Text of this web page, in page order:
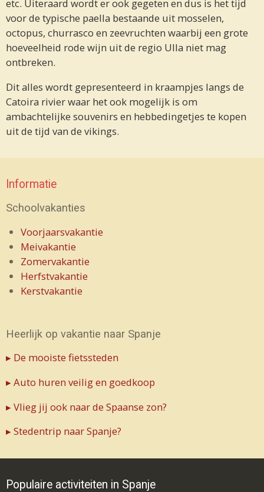
etc. Uiteraard wordt er ook gegeten en dus is het tijd
voor de typische paella bestaande uit mosselen,
octopus, churrasco en zeevruchten waarbij een grote
hoeveelheid rode wijn uit de regio Ulla niet mag
ontbreken.
Dit alles wordt gepresenteerd in kraampjes langs de
Catoira rivier waar het ook mogelijk is om
ambachtelijke souvenirs en hebbedingetjes te kopen
uit de tijd van de vikings.
Informatie
Schoolvakanties
Voorjaarsvakantie
Meivakantie
Zomervakantie
Herfstvakantie
Kerstvakantie
Heerlijk op vakantie naar Spanje
▸ De mooiste fietssteden
▸ Auto huren veilig en goedkoop
▸ Vlieg jij ook naar de Spaanse zon?
▸ Stedentrip naar Spanje?
Populaire activiteiten in Spanje